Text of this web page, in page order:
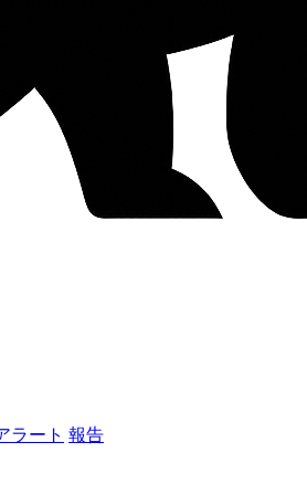
ラート 報告